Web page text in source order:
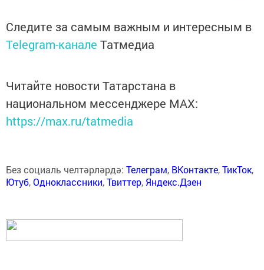
Следите за самым важным и интересным в
Telegram-канале Татмедиа
Читайте новости Татарстана в
национальном мессенджере MАХ:
https://max.ru/tatmedia
Без социаль челтәрләрдә: Телеграм, ВКонтакте,ТикТок,
Ютуб,Одноклассники,Твиттер, Яндекс.Дзен